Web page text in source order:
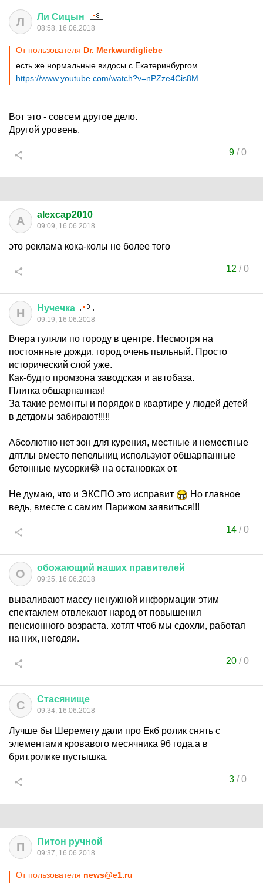
Л Ли Сицын
08:58, 16.06.2018
От пользователя Dr. Merkwurdigliebe
есть же нормальные видосы с Екатеринбургом
https://www.youtube.com/watch?v=nPZze4Cis8M
Вот это - совсем другое дело.
Другой уровень.
9/0
A alexcap2010
09:09, 16.06.2018
это реклама кока-колы не более того
12 /0
Н Нучечка
09:19, 16.06.2018
Вчера гуляли по городу в центре. Несмотря на
постоянные дожди, город очень пыльный. Просто
исторический слой уже.
Как-будто промзона заводская и автобаза.
Плитка обшарпанная!
За такие ремонты и порядок в квартире у людей детей
в детдомы забирают!!!!!
Абсолютно нет зон для курения, местные и неместные
дятлы вместо пепельниц используют обшарпанные
бетонные мусорки😂 на остановках от.
Не думаю, что и ЭКСПО это исправит
Но главное
ведь, вместе с самим Парижом заявиться!!!
14 /0
О обожающий наших правителей
09:25, 16.06.2018
вываливают массу ненужной информации этим
спектаклем отвлекают народ от повышения
пенсионного возраста. хотят чтоб мы сдохли, работая
на них, негодяи.
20 /0
С Стасянище
09:34, 16.06.2018
Лучше бы Шеремету дали про Екб ролик снять с
элементами кровавого месячника 96 года,а в
брит.ролике пустышка.
3/0
П Питон ручной
09:37, 16.06.2018
От пользователя news@e1.ru